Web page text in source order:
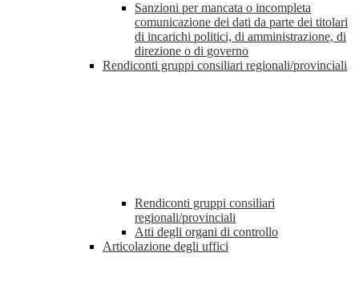
Sanzioni per mancata o incompleta
comunicazione dei dati da parte dei titolari
di incarichi politici, di amministrazione, di
direzione o di governo
Rendiconti gruppi consiliari regionali/provinciali
Rendiconti gruppi consiliari
regionali/provinciali
Atti degli organi di controllo
Articolazione degli uffici